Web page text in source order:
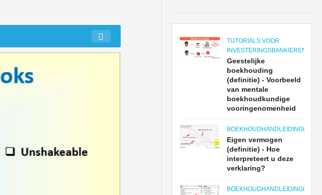
TUTORIALS VOOR
INVESTERINGSBANKIEREN
Geestelijke
boekhouding
(definitie) - Voorbeeld
van mentale
boekhoudkundige
vooringenomenheid
BOEKHOUDHANDLEIDINGEN
Eigen vermogen
(definitie) - Hoe
interpreteert u deze
verklaring?
BOEKHOUDHANDLEIDINGEN